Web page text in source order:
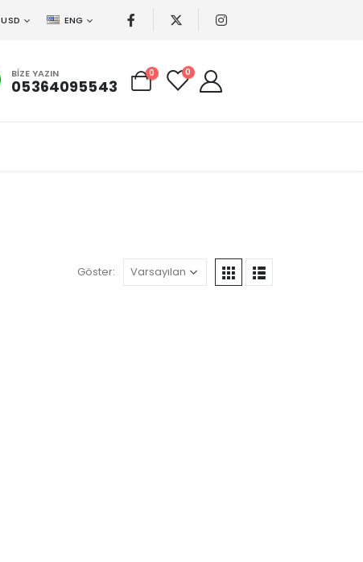
USD ENG
BIZE YAZIN
05364095543
0 0
Göster: